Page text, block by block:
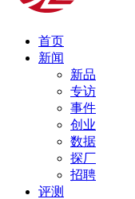
首页
新闻
新品
专访
事件
创业
数据
探厂
招聘
评测